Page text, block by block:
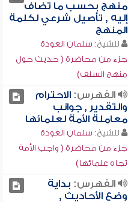
منهج بحسب ما تضاف
إليه , تأصيل شرعي لكلمة
المنهج
للشيخ: سلمان العودة
جزء من محاضرة ( حديث حول
منهج السلف)
الفهرس:الاحترام
والتقدير , جوانب
معاملة الأمة لعلمائها
للشيخ: سلمان العودة
جزء من محاضرة ( واجب الأمة
تجاه علمائها)
الفهرس: بداية
وضع الأحاديث ,